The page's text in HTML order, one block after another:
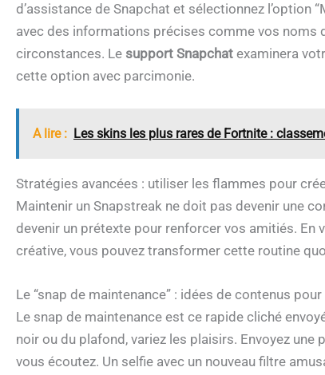
d’assistance de Snapchat et sélectionnez l’option
avec des informations précises comme vos noms
circonstances. Le support Snapchat examinera
cette option avec parcimonie.
A lire : Les skins les plus rares de Fortnite :
Stratégies avancées : utiliser les flammes pour
Maintenir un Snapstreak ne doit pas devenir une
devenir un prétexte pour renforcer vos amitiés.
créative, vous pouvez transformer cette routine
Le “snap de maintenance” : idées de contenus
Le snap de maintenance est ce rapide cliché
noir ou du plafond, variez les plaisirs. Envoyez
vous écoutez. Un selfie avec un nouveau filtre